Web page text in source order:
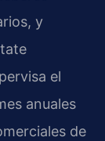
y
el
anuales
de